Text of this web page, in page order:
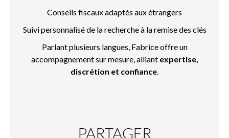
Conseils fiscaux adaptés aux étrangers
Suivi personnalisé de la recherche à la remise des clés
Parlant plusieurs langues, Fabrice offre un
accompagnement sur mesure, alliant expertise,
discrétion et confiance.
PARTAGER